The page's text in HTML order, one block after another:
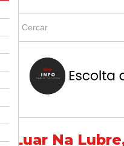
Luar Na